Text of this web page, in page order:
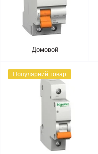
Домовой
Популярний товар